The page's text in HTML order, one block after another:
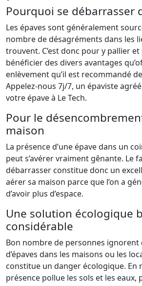
Pourquoi se débarrasser
Les épaves sont généralement
nombre de désagréments dans les
trouvent. C’est donc pour y pallier
bénéficier des divers avantages
enlèvement qu’il est recommandé
Appelez-nous 7j/7, un épaviste
votre épave à Le Tech.
Pour le
maison
La présence d’une épave dans un
peut s’avérer vraiment gênante. Le
débarrasser constitue donc un
aérer sa maison parce que l’on a
d’avoir plus d’espace.
Une solution écologique
considérable
Bon nombre de personnes ignorent
d’épaves dans les maisons ou les
constitue un danger écologique. En
présence pollue les sols et les eaux,